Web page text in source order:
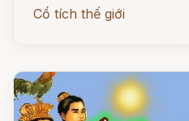
Cổ tích thế giới